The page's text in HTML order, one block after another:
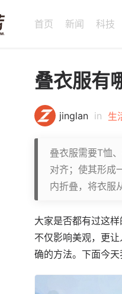
首页 新闻 科技
叠衣服有
jinglan in 生
叠衣服需要T恤
对齐；使其形成
内折叠，将衣服
大家是否都有过这
不仅影响美观，更
确的方法。下面今天